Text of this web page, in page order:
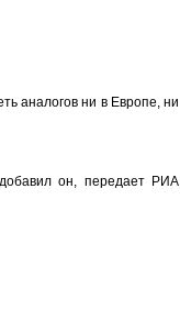
аналогов ни в Европе, ни
он, передает РИА